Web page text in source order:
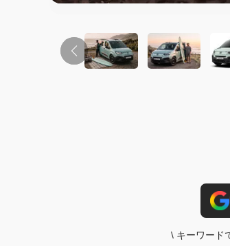
\ キーワード